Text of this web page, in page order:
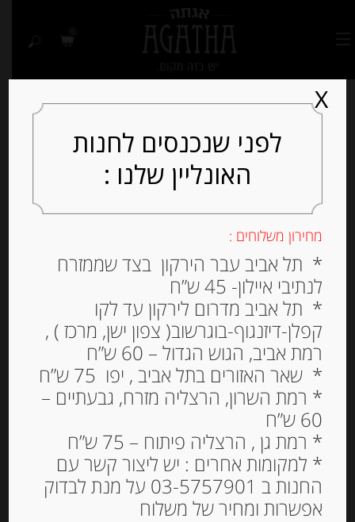
לפני שנכנסים לחנות
האונליין שלנו :
מחירון משלוחים :
* תל אביב עבר הירקון בצד שממזרח
לנתיבי איילון- 45 ש”ח
* תל אביב מדרום לירקון עד לקו
קפלן-דיזנגוף-בוגרשוב( צפון ישן, מרכז ) ,
רמת אביב, הגוש הגדול – 60 ש”ח
* שאר האזורים בתל אביב , יפו 75 ש”ח
* רמת השרון, הרצליה מזרח, גבעתיים –
60 ש”ח
* רמת גן , הרצליה פיתוח – 75 ש”ח
* למקומות אחרים : יש ליצור קשר עם
החנות ב 03-5757901 על מנת לבדוק
אפשרות ומחיר של משלוח
X